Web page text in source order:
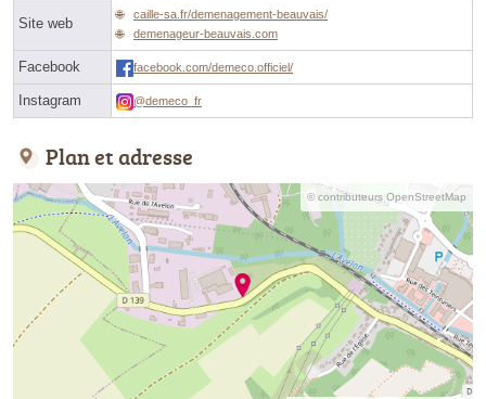
Site web
caille-sa.fr/demenagement-beauvais/
demenageur-beauvais.com
Facebook facebook.com/demeco.officiel/
Instagram @demeco_fr
Plan et adresse
© contributeurs OpenStreetMap